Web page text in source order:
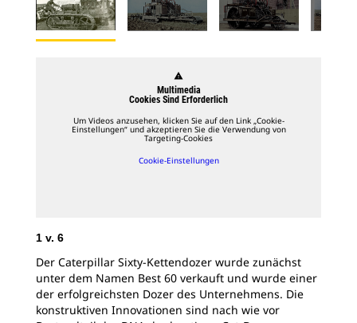
warning
Multimedia
Cookies Sind Erforderlich
Um Videos anzusehen, klicken Sie auf den Link „Cookie-
Einstellungen“ und akzeptieren Sie die Verwendung von
Targeting-Cookies
Cookie-Einstellungen
1 v. 6
Der Caterpillar Sixty-Kettendozer wurde zunächst
unter dem Namen Best 60 verkauft und wurde einer
der erfolgreichsten Dozer des Unternehmens. Die
konstruktiven Innovationen sind nach wie vor